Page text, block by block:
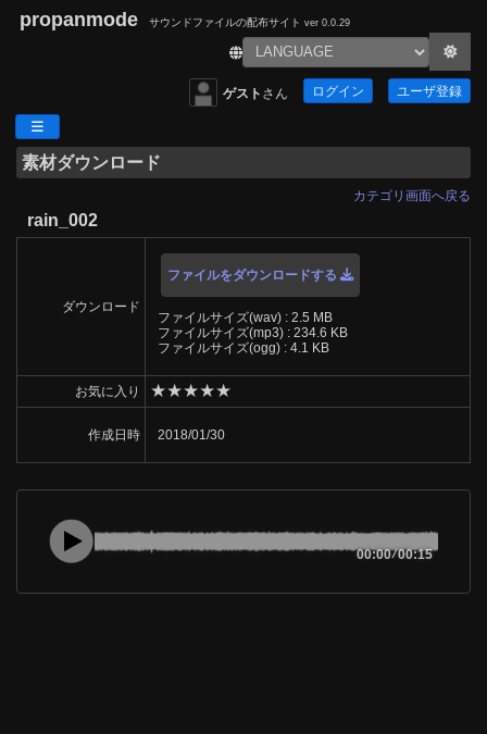
propanmode サウンドファイルの配布サイト ver 0.0.29
ゲスト さん ログイン ユーザ登録
素材ダウンロード
カテゴリ画面へ戻る
rain_002
ダウンロード
ファイルをダウンロードする
ファイルサイズ(wav) : 2.5 MB
ファイルサイズ(mp3) : 234.6 KB
ファイルサイズ(ogg) : 4.1 KB
お気に入り ★★★★★
作成日時 2018/01/30
00:00/00:15